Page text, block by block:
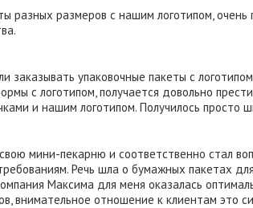
разных размеров с нашим логотипом,
заказывать упаковочные пакеты с
с логотипом, получается довольно
и нашим логотипом. Получилось просто
мини-пекарню и соответственно стал
Речь шла о бумажных пакетах
Максима для меня оказалась
внимательное отношение к клиентам это